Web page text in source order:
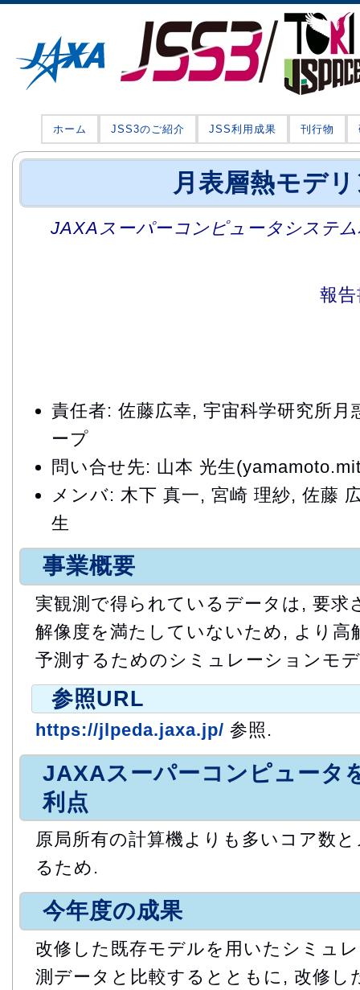
ホーム JSS3のご紹介 JSS利用成果 刊行物
月表層熱モデ
JAXAスーパーコンピュータシステ
報
責任者: 佐藤広幸, 宇宙科学研究所
ープ
問い合せ先: 山本 光生
メンバ: 木下 真一, 宮崎 理紗, 佐藤
生
事業概要
実観測で得られているデータは, 要求
解像度を満たしていないため, より高
予測するためのシミュレーションモ
参照URL
https://jlpeda.jaxa.jp/ 参照.
JAXAスーパーコンピュータ
利点
原局所有の計算機よりも多いコア数
るため.
今年度の成果
改修した既存モデルを用いたシミュ
測データと比較するとともに, 改修し